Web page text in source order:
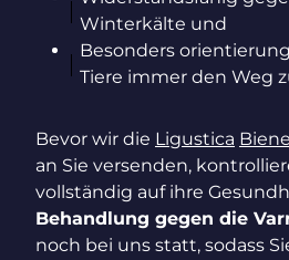
Winterkälte und
Besonders
Tiere immer den Weg
Bevor wir die Ligustica
an Sie versenden,
vollständig auf ihre
Behandlung gegen die
noch bei uns statt, sodass